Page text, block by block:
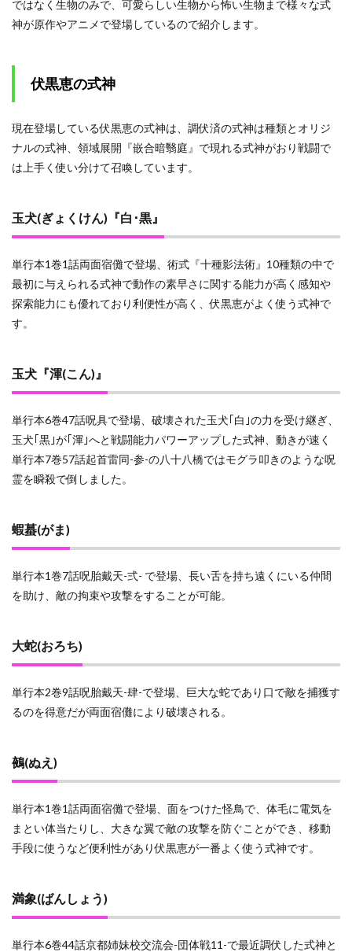
ではなく生物のみで、可愛らしい生物から怖い生物まで様々な式
神が原作やアニメで登場しているので紹介します。
伏黒恵の式神
現在登場している伏黒恵の式神は、調伏済の式神は種類とオリジ
ナルの式神、領域展開『嵌合暗翳庭』で現れる式神がおり戦闘で
は上手く使い分けて召喚しています。
玉犬(ぎょくけん)『白･黒』
単行本1巻1話両面宿儺で登場、術式『十種影法術』10種類の中で
最初に与えられる式神で動作の素早さに関する能力が高く感知や
探索能力にも優れており利便性が高く、伏黒恵がよく使う式神で
す。
玉犬『渾(こん)』
単行本6巻47話呪具で登場、破壊された玉犬｢白｣の力を受け継ぎ、
玉犬｢黒｣が｢渾｣へと戦闘能力パワーアップした式神、動きが速く
単行本7巻57話起首雷同-参-の八十八橋ではモグラ叩きのような呪
霊を瞬殺で倒しました。
蝦蟇(がま)
単行本1巻7話呪胎戴天-弍- で登場、長い舌を持ち遠くにいる仲間
を助け、敵の拘束や攻撃をすることが可能。
大蛇(おろち)
単行本2巻9話呪胎戴天-肆-で登場、巨大な蛇であり口で敵を捕獲す
るのを得意だが両面宿儺により破壊される。
鵺(ぬえ)
単行本1巻1話両面宿儺で登場、面をつけた怪鳥で、体毛に電気を
まとい体当たりし、大きな翼で敵の攻撃を防ぐことができ、移動
手段に使うなど便利性があり伏黒恵が一番よく使う式神です。
満象(ばんしょう)
単行本6巻44話京都姉妹校交流会-団体戦11-で最近調伏した式神と